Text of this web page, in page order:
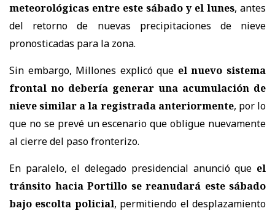
meteorológicas entre este sábado y el lunes, antes
del retorno de nuevas precipitaciones de nieve
pronosticadas para la zona.
Sin embargo, Millones explicó que el nuevo sistema
frontal no debería generar una acumulación de
nieve similar a la registrada anteriormente, por lo
que no se prevé un escenario que obligue nuevamente
al cierre del paso fronterizo.
En paralelo, el delegado presidencial anunció que el
tránsito hacia Portillo se reanudará este sábado
bajo escolta policial, permitiendo el desplazamiento